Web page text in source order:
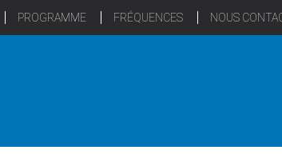
PROGRAMME FRÉQUENCES NOUS